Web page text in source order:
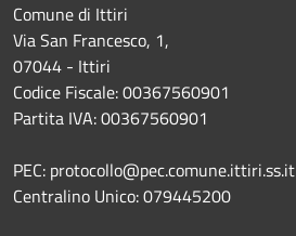
Comune di Ittiri
Via San Francesco, 1,
07044 - Ittiri
Codice Fiscale: 00367560901
Partita IVA: 00367560901
PEC: protocollo@pec.comune.ittiri.ss.it
Centralino Unico: 079445200